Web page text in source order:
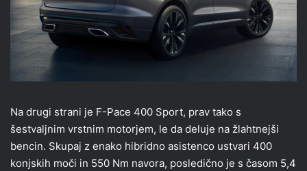
Na drugi strani je F-Pace 400 Sport, prav tako s
šestvaljnim vrstnim motorjem, le da deluje na žlahtnejši
bencin. Skupaj z enako hibridno asistenco ustvari 400
konjskih moči in 550 Nm navora, posledično je s časom 5,4